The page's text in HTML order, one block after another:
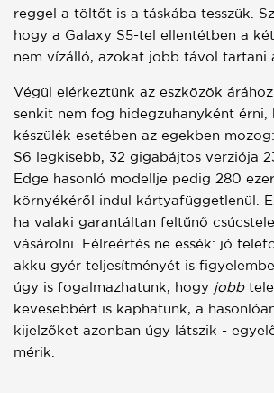
reggel a töltőt is a táskába tesszük.
hogy a Galaxy S5-tel ellentétben a
nem vízálló, azokat jobb távol tartani
Végül elérkeztünk az eszközök
senkit nem fog hidegzuhanyként
készülék esetében az egekben
S6 legkisebb, 32 gigabájtos verziója
Edge hasonló modellje pedig 280
környékéről indul kártyafüggetlenül.
ha valaki garantáltan feltűnő
vásárolni. Félreértés ne essék: jó
akku gyér teljesítményét is
úgy is fogalmazhatunk, hogy jobb
kevesebbért is kaphatunk, a
kijelzőket azonban úgy látszik -
mérik.